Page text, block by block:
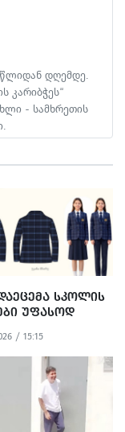
წლიდან დღემდე.
კარიბჭეს“
- სამხრეთის
ᲡᲙᲝᲚᲘᲡ
ᲣᲤᲐᲡᲝᲓ
/ 15:15